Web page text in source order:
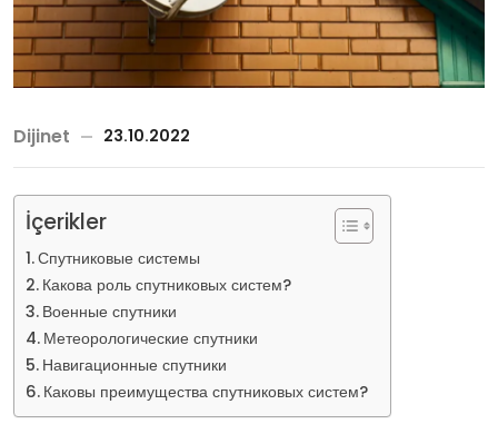
Dijinet 23.10.2022
İçerikler
Спутниковые системы
Какова роль спутниковых систем?
Военные спутники
Метеорологические спутники
Навигационные спутники
Каковы преимущества спутниковых систем?